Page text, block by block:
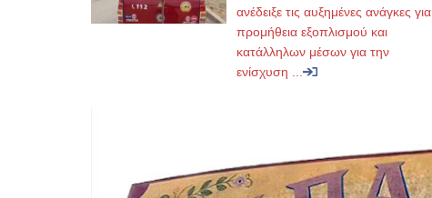
ανέδειξε τις αυξημένες ανάγκες για
προμήθεια εξοπλισμού και
κατάλληλων μέσων για την
ενίσχυση ...